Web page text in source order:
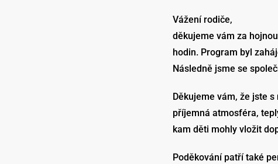
Vážení rodiče,
děkujeme vám za
hodin. Program byl
Následně jsme se
Děkujeme vám, že jste
příjemná atmosféra,
kam děti mohly vložit
Poděkování patří také